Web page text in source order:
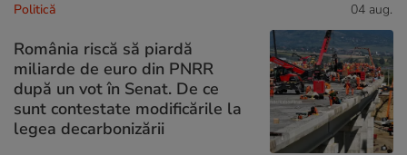
Politică 04 aug.
România riscă să piardă
miliarde de euro din PNRR
după un vot în Senat. De ce
sunt contestate modificările la
legea decarbonizării